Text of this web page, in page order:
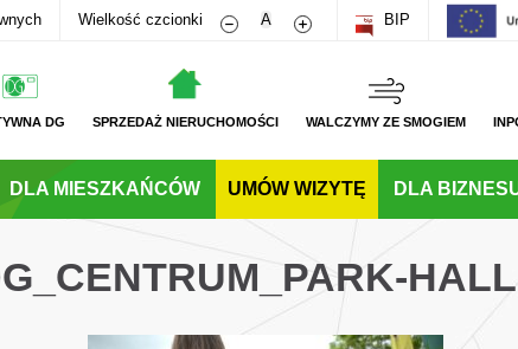
Wielkość czcionki Zmniejsz rozmiar czcionki
A Zwiększ rozmiar czcionki
BIP
DG SPRZEDAŻ NIERUCHOMOŚCI WALCZYMY ZE SMOGIEM
DLA MIESZKAŃCÓW UMÓW WIZYTĘ DLA